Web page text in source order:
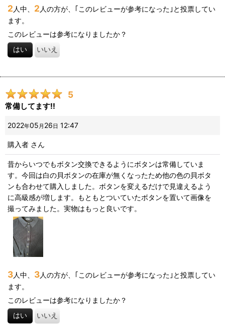
2 人中、 2 人の方が、｢このレビューが参考になった｣と投票してい
ます。
このレビューは参考になりましたか？
はい いいえ
5
常備してます!!
2022年05 月 26日 12:47
購入者 さん
昔からいつでもボタン交換できるようにボタンは常備していま
す。今回は白の貝ボタンの在庫が無くなったため他の色の貝ボタ
ンも合わせて購入しました。ボタンを変えるだけで見違えるよう
に高級感が増します。もともとついていたボタンを置いて画像を
撮ってみました。実物はもっと良いです。
3人中、 3人の方が、｢このレビューが参考になった｣と投票してい
ます。
このレビューは参考になりましたか？
はい いいえ